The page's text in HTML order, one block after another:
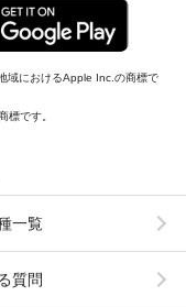
域におけるApple Inc.の商標で
です。
一覧
質問